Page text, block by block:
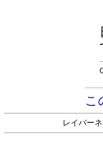
こ
レイバー